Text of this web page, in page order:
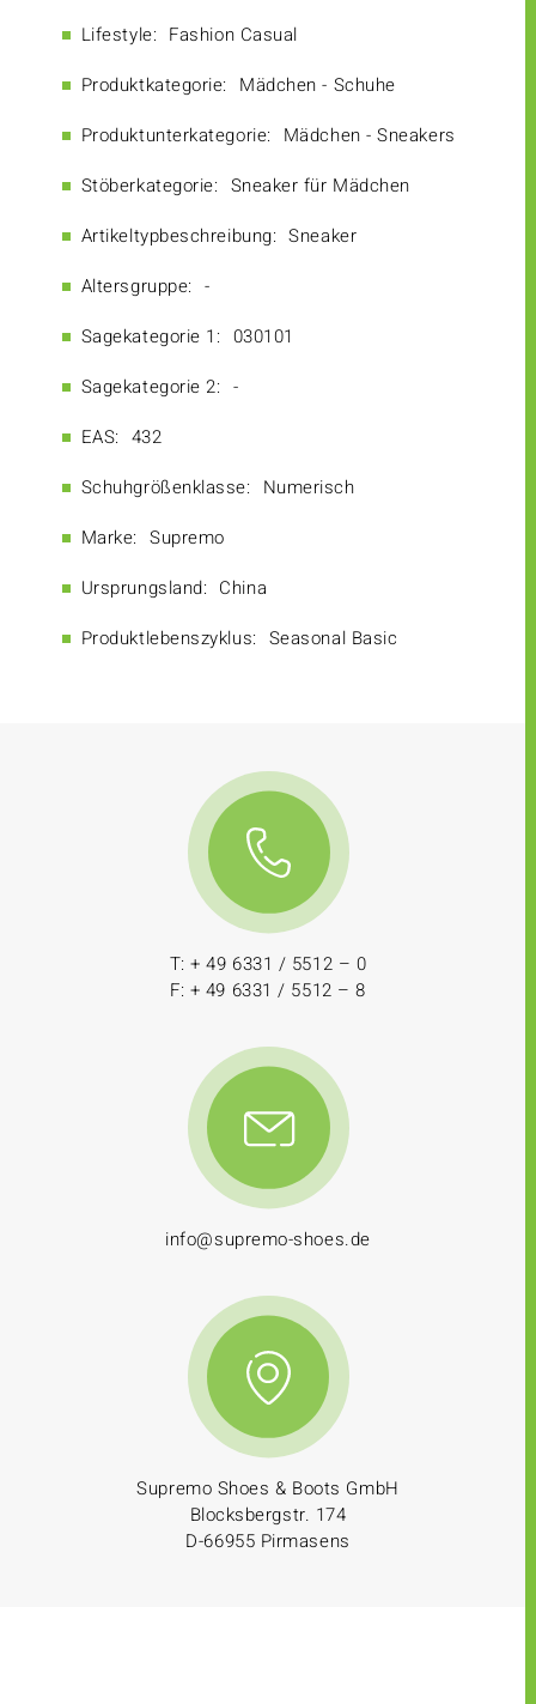
Lifestyle: Fashion Casual
Produktkategorie: Mädchen - Schuhe
Produktunterkategorie: Mädchen - Sneakers
Stöberkategorie: Sneaker für Mädchen
Artikeltypbeschreibung: Sneaker
Altersgruppe: -
Sagekategorie 1: 030101
Sagekategorie 2: -
EAS: 432
Schuhgrößenklasse: Numerisch
Marke: Supremo
Ursprungsland: China
Produktlebenszyklus: Seasonal Basic
T: + 49 6331 / 5512 – 0
F: + 49 6331 / 5512 – 8
info@supremo-shoes.de
Supremo Shoes & Boots GmbH
Blocksbergstr. 174
D-66955 Pirmasens